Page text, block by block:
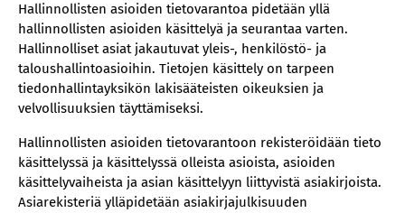
Hallinnollisten asioiden tietovarantoa pidetään yllä
hallinnollisten asioiden käsittelyä ja seurantaa varten.
Hallinnolliset asiat jakautuvat yleis-, henkilöstö- ja
taloushallintoasioihin. Tietojen käsittely on tarpeen
tiedonhallintayksikön lakisääteisten oikeuksien ja
velvollisuuksien täyttämiseksi.
Hallinnollisten asioiden tietovarantoon rekisteröidään tieto
käsittelyssä ja käsittelyssä olleista asioista, asioiden
käsittelyvaiheista ja asian käsittelyyn liittyvistä asiakirjoista.
Asiarekisteriä ylläpidetään asiakirjajulkisuuden